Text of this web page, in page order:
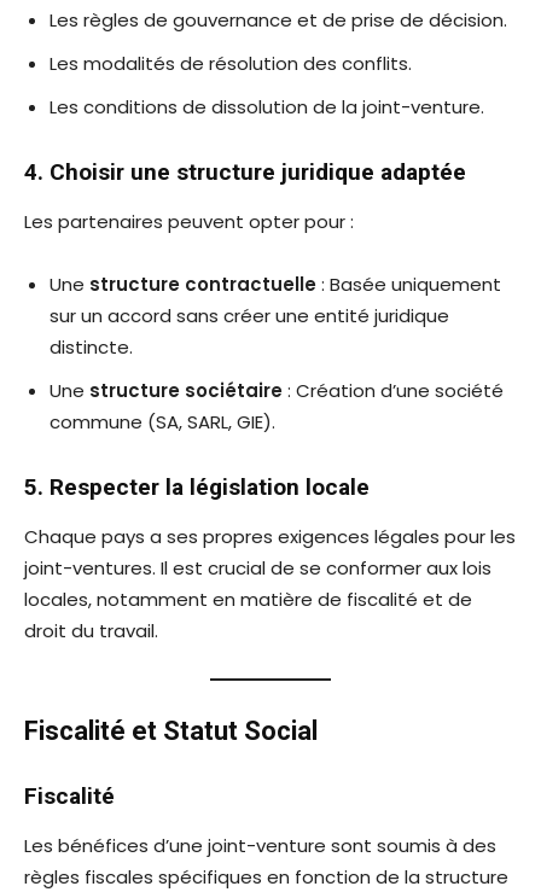
Les règles de gouvernance et de prise de décision.
Les modalités de résolution des conflits.
Les conditions de dissolution de la joint-venture.
4. Choisir une structure juridique adaptée
Les partenaires peuvent opter pour :
Une structure contractuelle: Basée uniquement
sur un accord sans créer une entité juridique
distincte.
Une structure sociétaire: Création d’une société
commune (SA, SARL, GIE).
5. Respecter la législation locale
Chaque pays a ses propres exigences légales pour les
joint-ventures. Il est crucial de se conformer aux lois
locales, notamment en matière de fiscalité et de
droit du travail.
Fiscalité et Statut Social
Fiscalité
Les bénéfices d’une joint-venture sont soumis à des
règles fiscales spécifiques en fonction de la structure